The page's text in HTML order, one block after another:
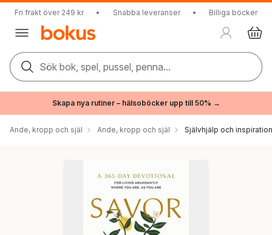
Fri frakt över 249 kr • Snabba leveranser • Billiga böcker
Sök bok, spel, pussel, penna...
Skapa nya rutiner – hälsoböcker upp till 50% →
Ande, kropp och själ Ande, kropp och själ Självhjälp och inspiration